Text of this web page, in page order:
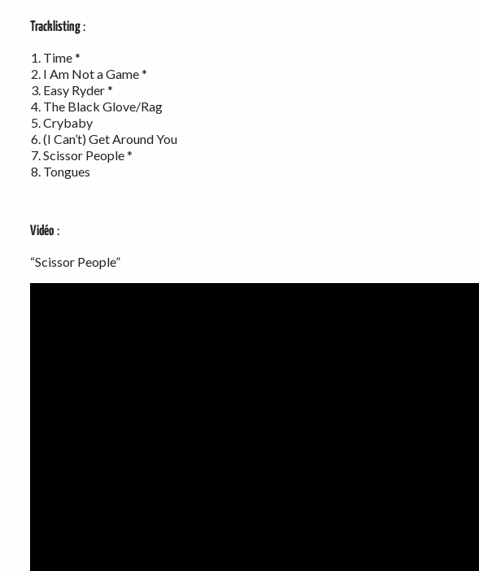
Tracklisting:
Time *
I Am Not a Game *
Easy Ryder *
The Black Glove/Rag
Crybaby
(I Can’t) Get Around You
Scissor People *
Tongues
Vidéo:
“Scissor People”